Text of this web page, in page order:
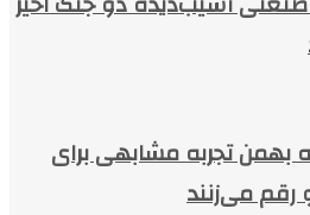
بهمن تجربه مشابهی برای
رقم می‌زنند